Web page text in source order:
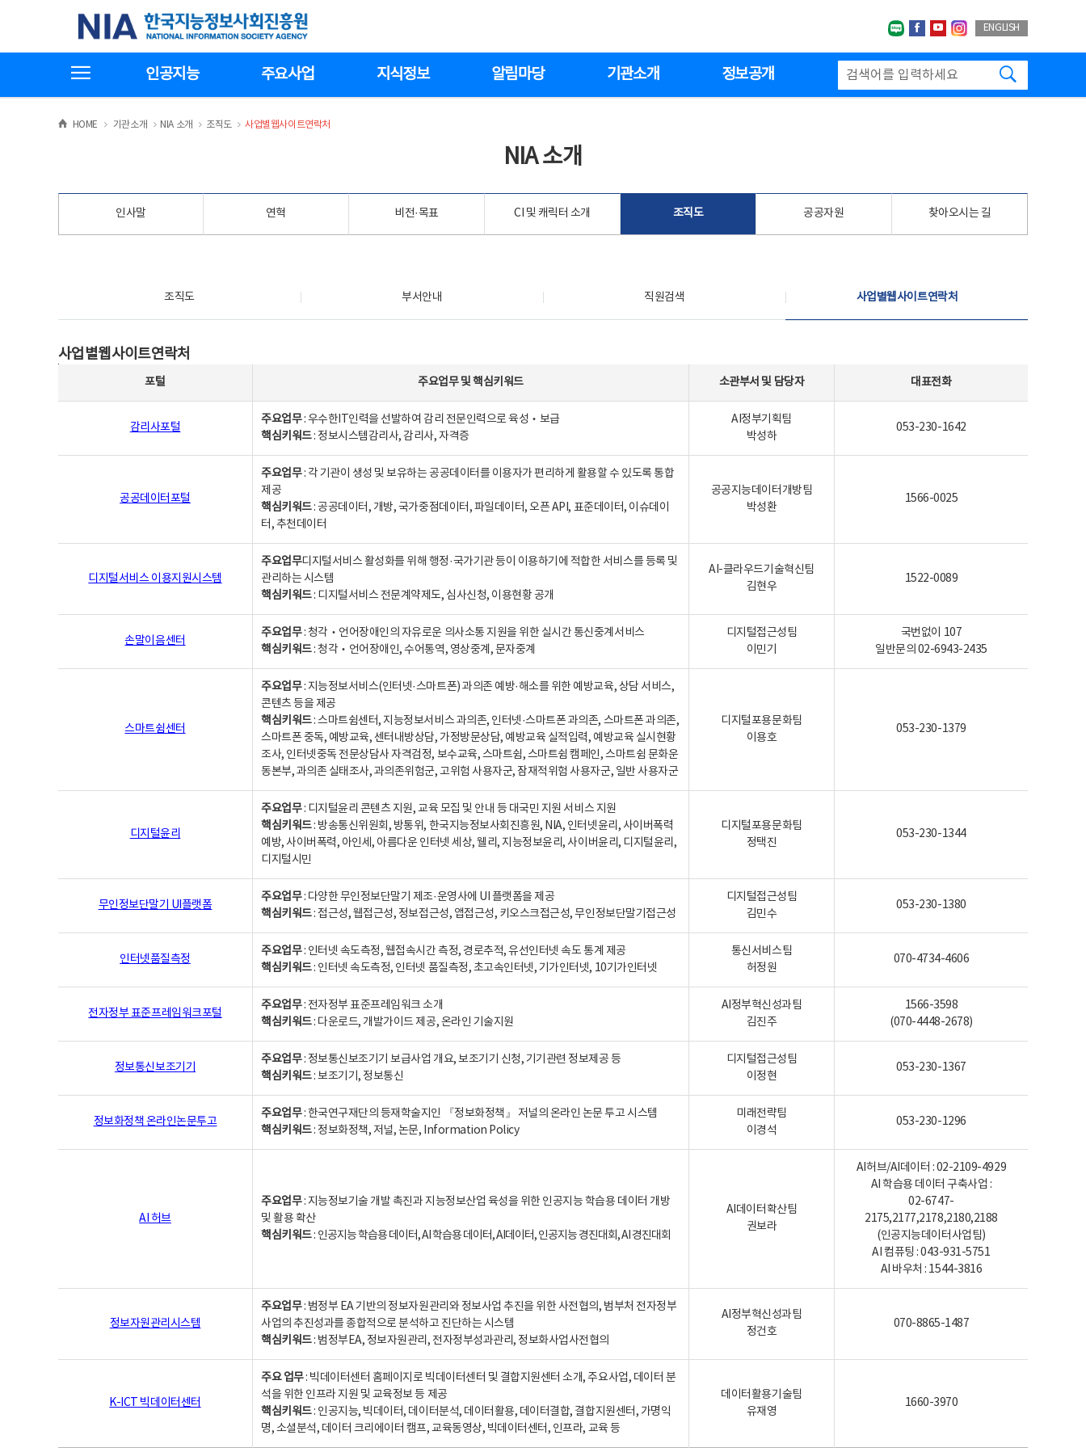
기
한국지능정보사회진흥원
네이버블로그
페이스북
유투브인스타그랩
ENGLISH
인공지능 주요사업 지식정보 알림마당 기관소개 정보공개
HOME >
기관소개 >NIA 소개 >
조직도 >
사업별웹사이트연락처
NIA 소개
인사말 연혁 비전·목표 CI 및 캐릭터 소개 조직도 공공자원 찾아오시는 길
조직도 부서안내 직원검색 사업별웹사이트연락처
사업별웹사이트연락처
포털 주요업무및핵심키워드 소관부서 및 담당자 대표전화
감리사포털
주요업무: 우수한IT인력을 선발하여 감리 전문인력으로 육성‧보급
핵심키워드: 정보시스템감리사, 감리사, 자격증
AI정부기획팀
박성하
053-230-1642
공공데이터포털
주요업무: 각 기관이 생성 및 보유하는 공공데이터를 이용자가 편리하게 활용할 수 있도록 통합
제공
핵심키워드: 공공데이터, 개방, 국가중점데이터, 파일데이터, 오픈 API, 표준데이터, 이슈데이
터, 추천데이터
공공지능데이터개방팀
박성환
1566-0025
디지털서비스 이용지원시스템
주요업무디지털서비스 활성화를 위해 행정·국가기관 등이 이용하기에 적합한 서비스를 등록 및
관리하는 시스템
핵심키워드: 디지털서비스 전문계약제도, 심사신청, 이용현황 공개
AI-클라우드기술혁신팀
김현우
1522-0089
손말이음센터
주요업무: 청각‧언어장애인의 자유로운 의사소통 지원을 위한 실시간 통신중계서비스
핵심키워드: 청각‧언어장애인, 수어통역, 영상중계, 문자중계
디지털접근성팀
이민기
국번없이 107
일반문의 02-6943-2435
스마트쉼센터
주요업무: 지능정보서비스(인터넷·스마트폰) 과의존 예방·해소를 위한 예방교육, 상담 서비스,
콘텐츠 등을 제공
핵심키워드: 스마트쉼센터, 지능정보서비스 과의존, 인터넷·스마트폰 과의존, 스마트폰 과의존,
스마트폰 중독, 예방교육, 센터내방상담, 가정방문상담, 예방교육 실적입력, 예방교육 실시현황
조사, 인터넷중독 전문상담사 자격검정, 보수교육, 스마트쉼, 스마트쉼 캠페인, 스마트쉼 문화운
동본부, 과의존 실태조사, 과의존위험군, 고위험 사용자군, 잠재적위험 사용자군, 일반 사용자군
디지털포용문화팀
이용호
053-230-1379
디지털윤리
주요업무: 디지털윤리 콘텐츠 지원, 교육 모집 및 안내 등 대국민 지원 서비스 지원
핵심키워드: 방송통신위원회, 방통위, 한국지능정보사회진흥원, NIA, 인터넷윤리, 사이버폭력
예방, 사이버폭력, 아인세, 아름다운 인터넷 세상, 웰리, 지능정보윤리, 사이버윤리, 디지털윤리,
디지털시민
디지털포용문화팀
정택진
053-230-1344
무인정보단말기 UI플랫폼
주요업무: 다양한 무인정보단말기 제조·운영사에 UI 플랫폼을 제공
핵심키워드: 접근성, 웹접근성, 정보접근성, 앱접근성, 키오스크접근성, 무인정보단말기접근성
디지털접근성팀
김민수
053-230-1380
인터넷품질측정
주요업무: 인터넷 속도측정, 웹접속시간 측정, 경로추적, 유선인터넷 속도 통계 제공
핵심키워드: 인터넷 속도측정, 인터넷 품질측정, 초고속인터넷, 기가인터넷, 10기가인터넷
통신서비스팀
허정원
070-4734-4606
전자정부 표준프레임워크포털
주요업무: 전자정부 표준프레임워크 소개
핵심키워드: 다운로드, 개발가이드 제공, 온라인 기술지원
AI정부혁신성과팀
김진주
1566-3598
(070-4448-2678)
정보통신보조기기
주요업무: 정보통신보조기기 보급사업 개요, 보조기기 신청, 기기관련 정보제공 등
핵심키워드: 보조기기, 정보통신
디지털접근성팀
이정현
053-230-1367
정보화정책 온라인논문투고
주요업무: 한국연구재단의 등재학술지인 『정보화정책』 저널의 온라인 논문 투고 시스템
핵심키워드: 정보화정책, 저널, 논문, Information Policy
미래전략팀
이경석
053-230-1296
AI 허브
주요업무: 지능정보기술 개발 촉진과 지능정보산업 육성을 위한 인공지능 학습용 데이터 개방
및 활용 확산
핵심키워드: 인공지능 학습용 데이터, AI 학습용 데이터, AI데이터, 인공지능 경진대회, AI 경진대회
AI데이터확산팀
권보라
AI허브/AI데이터 : 02-2109-4929
AI 학습용 데이터 구축사업 :
02-6747-
2175,2177,2178,2180,2188
(인공지능데이터사업팀)
AI 컴퓨팅 : 043-931-5751
AI 바우처 : 1544-3816
정보자원관리시스템
주요업무: 범정부 EA 기반의 정보자원관리와 정보사업 추진을 위한 사전협의, 범부처 전자정부
사업의 추진성과를 종합적으로 분석하고 진단하는 시스템
핵심키워드: 범정부EA, 정보자원관리, 전자정부성과관리, 정보화사업사전협의
AI정부혁신성과팀
정건호
070-8865-1487
K-ICT 빅데이터센터
주요 업무: 빅데이터센터 홈페이지로 빅데이터센터 및 결합지원센터 소개, 주요사업, 데이터 분
석을 위한 인프라 지원 및 교육정보 등 제공
핵심키워드: 인공지능, 빅데이터, 데이터분석, 데이터활용, 데이터결합, 결합지원센터, 가명익
명, 소셜분석, 데이터 크리에이터 캠프, 교육동영상, 빅데이터센터, 인프라, 교육 등
데이터활용기술팀
유재영
1660-3970